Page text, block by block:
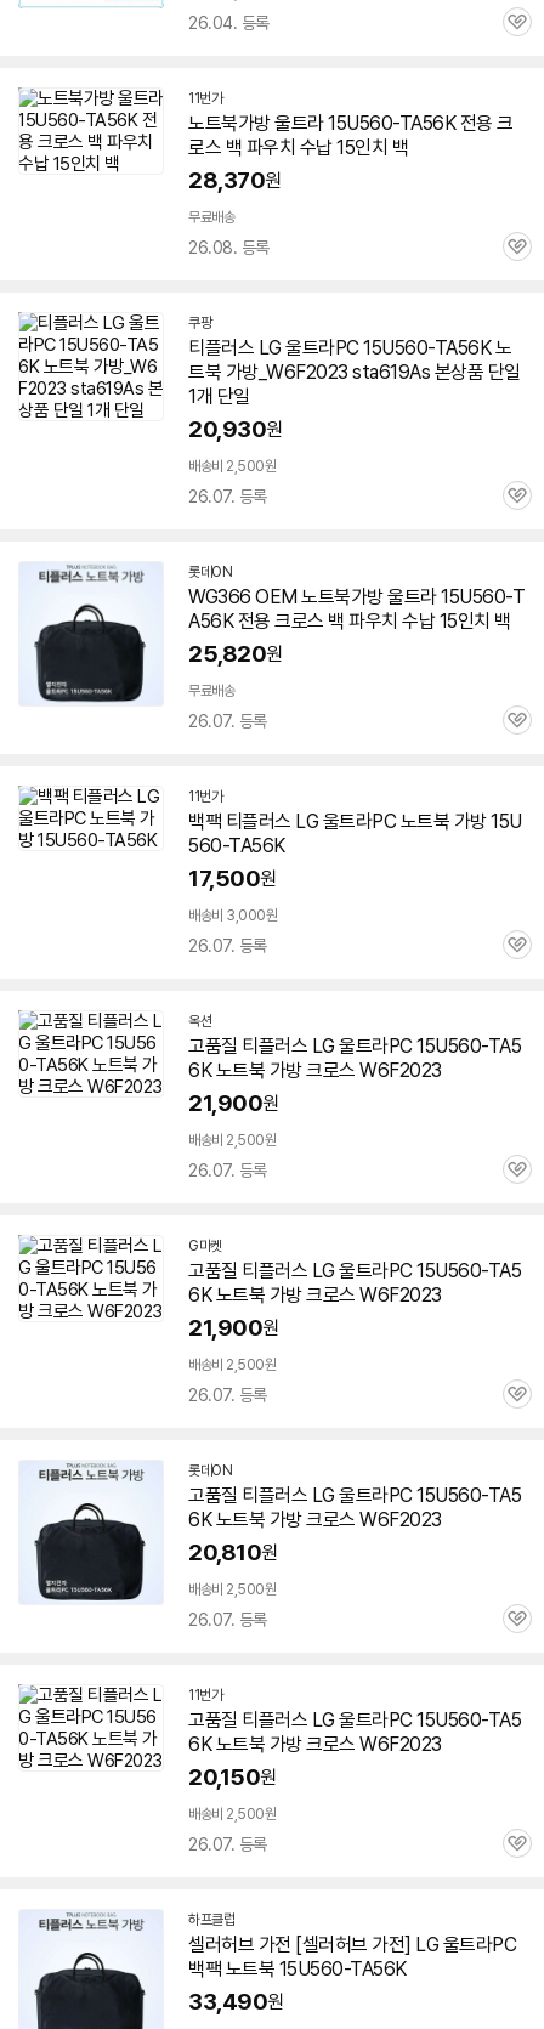
26.04. 등록
관
11번가
노트북가방 울트라15U560-TA56K전용 크
로스 백 파우치 수납 15인치 백
28,370원
무료배송
26.08. 등록
관
쿠팡
티플러스 LG 울트라PC15U560-TA56K노
트북 가방_W6F2023 sta619As 본상품 단일
1개 단일
20,930원
배송비 2,500원
26.07. 등록
관
롯데ON
WG366 OEM 노트북가방 울트라15U560-T
A56K전용 크로스 백 파우치 수납 15인치 백
25,820원
무료배송
26.07. 등록
관
11번가
백팩 티플러스 LG 울트라PC 노트북 가방15U
560-TA56K
17,500원
배송비 3,000원
26.07. 등록
관
옥션
고품질 티플러스 LG 울트라PC15U560-TA5
6K노트북 가방 크로스 W6F2023
21,900원
배송비 2,500원
26.07. 등록
관
G마켓
고품질 티플러스 LG 울트라PC15U560-TA5
6K노트북 가방 크로스 W6F2023
21,900원
배송비 2,500원
26.07. 등록
관
롯데ON
고품질 티플러스 LG 울트라PC15U560-TA5
6K노트북 가방 크로스 W6F2023
20,810원
배송비 2,500원
26.07. 등록
관
11번가
고품질 티플러스 LG 울트라PC15U560-TA5
6K노트북 가방 크로스 W6F2023
20,150원
배송비 2,500원
26.07. 등록
관
하프클럽
셀러허브 가전 [셀러허브 가전] LG 울트라PC
백팩 노트북 15U560-TA56K
33,490원